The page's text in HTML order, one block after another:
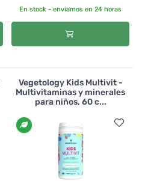
En stock - enviamos en 24 horas
Vegetology Kids Multivit -
Multivitaminas y minerales
para niños, 60 c...